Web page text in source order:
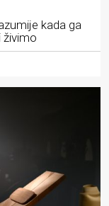
kada ga